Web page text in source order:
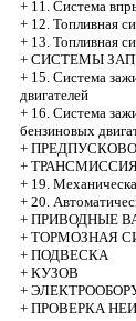
+ 11. Система
+ 12. Топливная
+ 13. Топливная
+ СИСТЕМЫ
+ 15. Система
двигателей
+ 16. Система
бензиновых
+
+
+ 19.
+ 20.
+ ПРИВОДНЫЕ
+ ТОРМОЗНАЯ
+ ПОДВЕСКА
+ КУЗОВ
+
+ ПРОВЕРКА